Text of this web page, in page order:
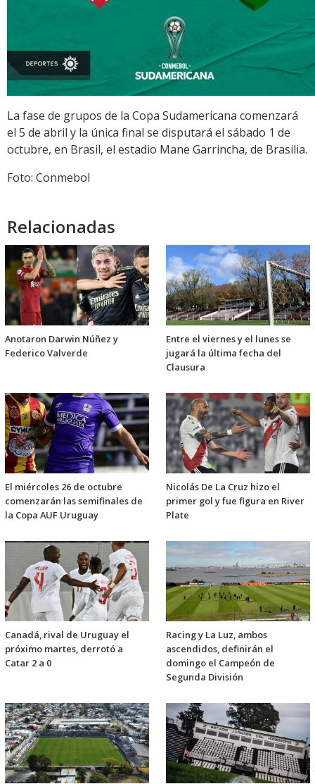
La fase de grupos de la Copa Sudamericana comenzará
el 5 de abril y la única final se disputará el sábado 1 de
octubre, en Brasil, el estadio Mane Garrincha, de Brasilia.
Foto: Conmebol
Relacionadas
Anotaron Darwin Núñez y
Federico Valverde
Entre el viernes y el lunes se
jugará la última fecha del
Clausura
El miércoles 26 de octubre
comenzarán las semifinales de
la Copa AUF Uruguay
Nicolás De La Cruz hizo el
primer gol y fue figura en River
Plate
Canadá, rival de Uruguay el
próximo martes, derrotó a
Catar 2 a 0
Racing y La Luz, ambos
ascendidos, definirán el
domingo el Campeón de
Segunda División